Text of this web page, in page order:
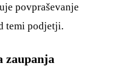
povpraševanje
temi podjetji.
zaupanja